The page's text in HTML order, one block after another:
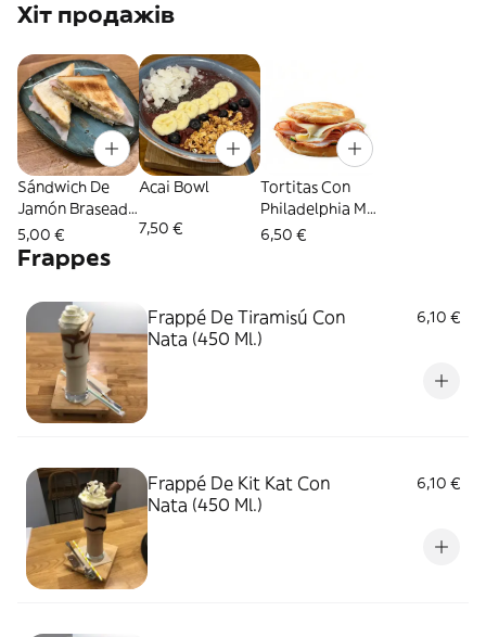
Хіт продажів
Sándwich De
Jamón Braseado
Y Queso
5,00 €
Acai Bowl
7,50 €
Tortitas Con
Philadelphia Más
Pavo Y Queso
6,50 €
Frappes
Frappé De Tiramisú Con
Nata (450 Ml.)
6,10 €
Frappé De Kit Kat Con
Nata (450 Ml.)
6,10 €